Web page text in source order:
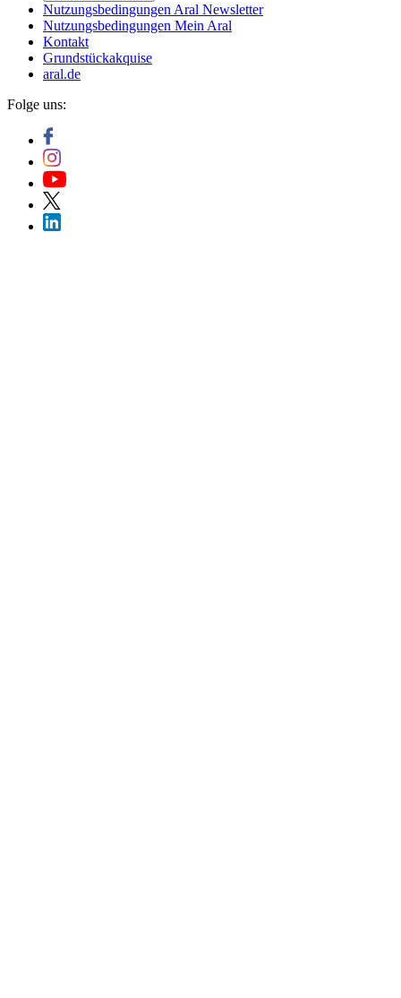
Nutzungsbedingungen Aral Newsletter
Nutzungsbedingungen Mein Aral
Kontakt
Grundstückakquise
aral.de
Folge uns: